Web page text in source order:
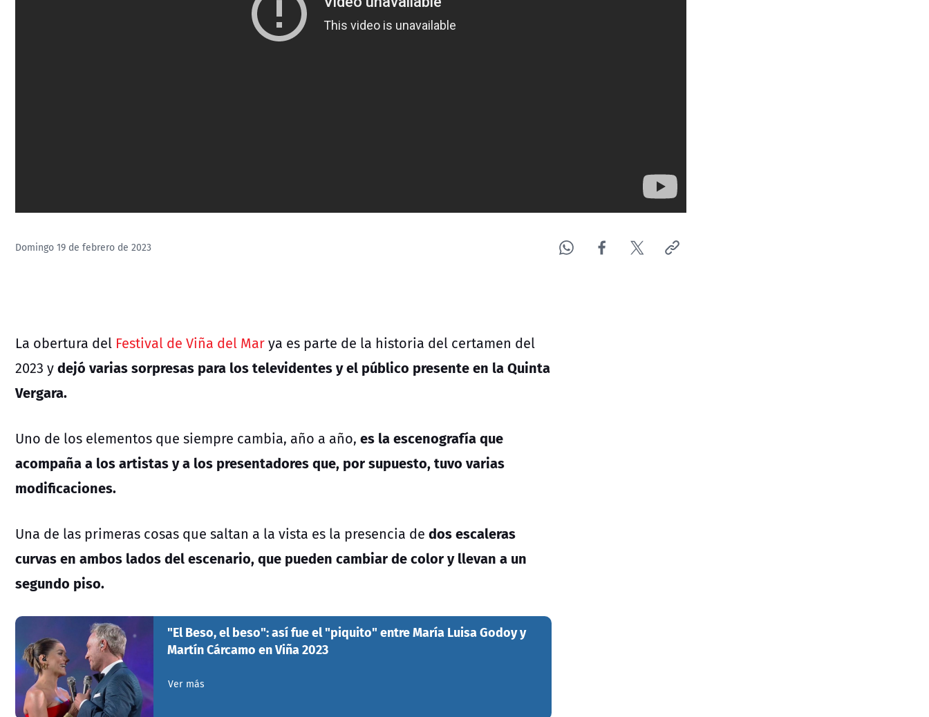
Domingo 19 de febrero de 2023
La obertura del Festival de Viña del Marya es parte de la historia del certamen del
2023 ydejó varias sorpresas para los televidentes y el público presente en la Quinta
Vergara.
Uno de los elementos que siempre cambia, año a año, es la escenografía que
acompaña a los artistas y a los presentadores que, por supuesto, tuvo varias
modificaciones.
Una de las primeras cosas que saltan a la vista es la presencia de dos escaleras
curvas en ambos lados del escenario, que pueden cambiar de color y llevan a un
segundo piso.
"El Beso, el beso": así fue el "piquito" entre María Luisa Godoy y
Martín Cárcamo en Viña 2023
Ver más